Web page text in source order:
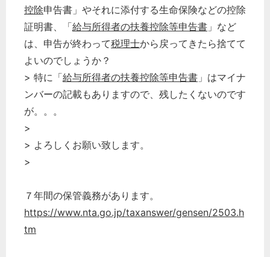
控除申告書」やそれに添付する生命保険などの控除
証明書、「給与所得者の扶養控除等申告書 」など
は、申告が終わって税理士から戻ってきたら捨てて
よいのでしょうか？
> 特に「給与所得者の扶養控除等申告書 」はマイナ
ンバーの記載もありますので、残したくないのです
が。。。
>
> よろしくお願い致します。
>
７年間の保管義務があります。
https://www.nta.go.jp/taxanswer/gensen/2503.h
tm